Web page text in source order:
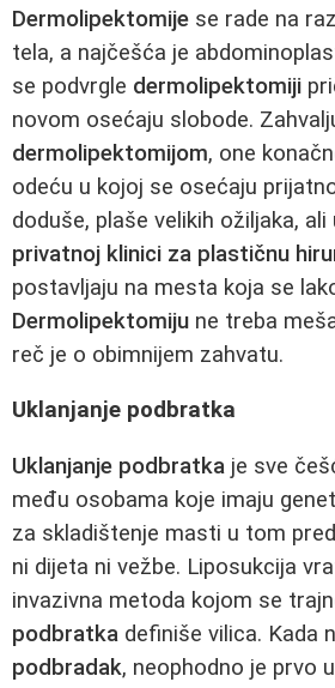
Dermolipektomije se rade na
tela, a najčešća je
se podvrgle dermolipektomiji
novom osećaju slobode.
dermolipektomijom, one
odeću u kojoj se osećaju
doduše, plaše velikih ožiljaka, ali
privatnoj klinici za plastičnu
postavljaju na mesta koja se
Dermolipektomiju ne treba
reč je o obimnijem zahvatu.
Uklanjanje podbratka
Uklanjanje podbratka je sve
među osobama koje imaju
za skladištenje masti u tom
ni dijeta ni vežbe. Liposukcija
invazivna metoda kojom se
podbratka definiše vilica. Kada
podbradak, neophodno je prvo